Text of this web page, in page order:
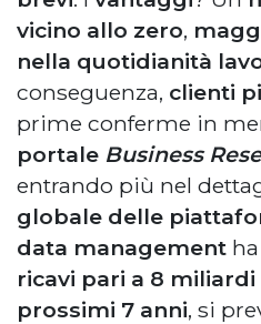
vicino allo zero,
nella quotidianità
conseguenza, clienti
prime conferme in
portale Business
entrando più nel
globale delle
data management
ricavi pari a 8
prossimi 7 anni, si